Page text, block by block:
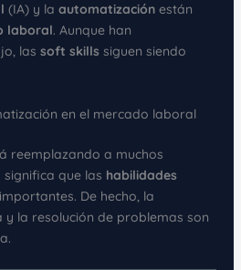
(IA) y la automatizaciónestán
laboral. Aunque han
las soft skills siguen siendo
en el mercado laboral
reemplazando a muchos
que las habilidades
De hecho, la
la resolución de problemas son